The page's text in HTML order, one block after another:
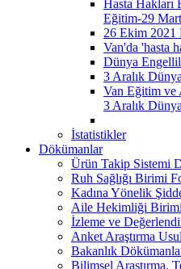
Hasta Hakları
Eğitim-29
26 Ekim 2021
Van'da 'hasta
Dünya
3 Aralık
Van Eğitim ve
3 Aralık
İstatistikler
Dökümanlar
Ürün Takip Sistemi
Ruh Sağlığı Birimi
Kadına Yönelik
Aile Hekimliği
İzleme ve
Anket Araştırma
Bakanlık
Bilimsel Araştırma,